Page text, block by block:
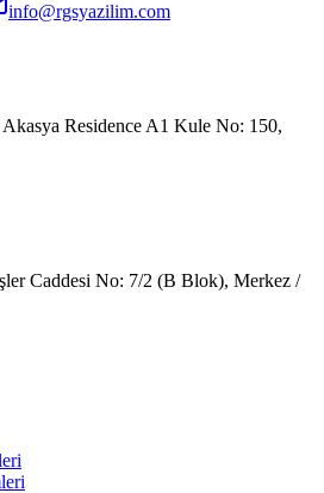
info@rgsyazilim.com
Residence A1 Kule No: 150,
Caddesi No: 7/2 (B Blok), Merkez /